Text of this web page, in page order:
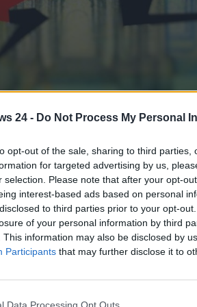
24 - Do Not Process My Personal
opt-out of the sale, sharing to third
for targeted advertising by us,
selection. Please note that after your opt-
interest-based ads based on personal
to third parties prior to your opt-
of your personal information by third
This information may also be disclosed by
Participants that may further disclose it to
Data Processing Opt Outs
sul mercato oggi si è
Oggi può arrivare a
diventano molto appetibili sul
Ecco, dunque, che una
– può subirecambi di
Fiat che ha subito una
aste dei collezionisti – a un prezzo
pubblico rispetto al passato sono